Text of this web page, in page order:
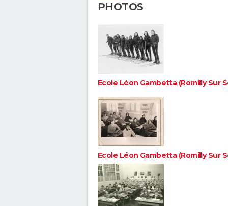
PHOTOS
Ecole Léon Gambetta (Romilly Sur
Ecole Léon Gambetta (Romilly Sur